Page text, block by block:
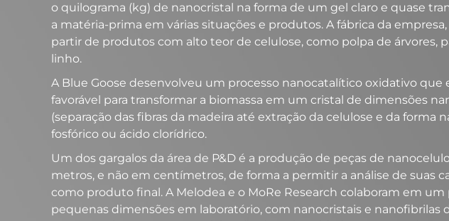
o quilograma (kg) de nanocristal na forma de um gel claro e quase
a matéria-prima em várias situações e produtos. A fábrica da
partir de produtos com alto teor de celulose, como polpa de árvores,
linho.
A Blue Goose desenvolveu um processo nanocatalítico oxidativo
favorável para transformar a biomassa em um cristal de dimensões
(separação das fibras da madeira até extração da celulose e da
fosfórico ou ácido clorídrico.
Um dos gargalos da área de P&D é a produção de peças de
metros, e não em centímetros, de forma a permitir a análise de suas
como produto final. A Melodea e o MoRe Research colaboram em
pequenas dimensões em laboratório, com nanocristais e nanofibrilas